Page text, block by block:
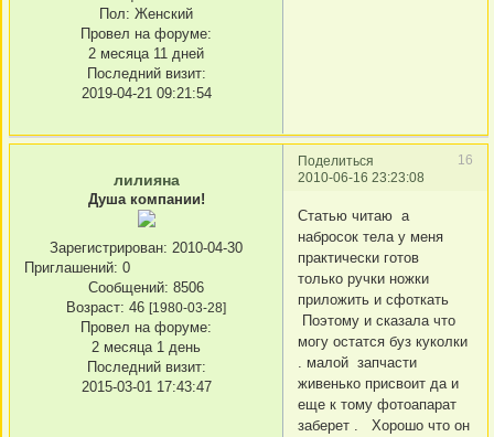
Пол: Женский
Провел на форуме:
2 месяца 11 дней
Последний визит:
2019-04-21 09:21:54
Поделиться
16
2010-06-16 23:23:08
лилияна
Душа компании!
Зарегистрирован: 2010-04-30
Приглашений: 0
Сообщений: 8506
Возраст: 46 [1980-03-28]
Провел на форуме:
2 месяца 1 день
Последний визит:
2015-03-01 17:43:47
Статью читаю а
набросок тела у меня
практически готов
только ручки ножки
приложить и сфоткать
Поэтому и сказала что
могу остатся буз куколки
. малой запчасти
живенько присвоит да и
еще к тому фотоапарат
заберет . Хорошо что он